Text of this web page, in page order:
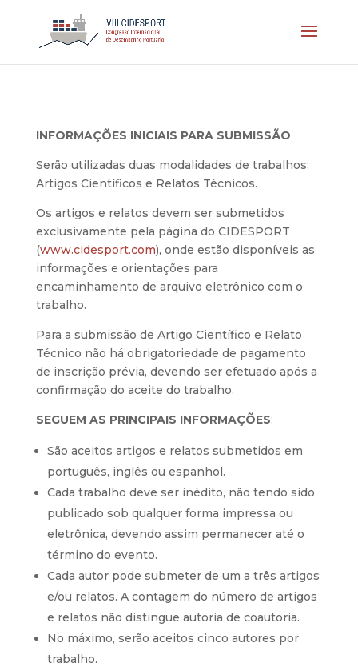
INFORMAÇÕES INICIAIS PARA SUBMISSÃO
Serão utilizadas duas modalidades de trabalhos:
Artigos Científicos e Relatos Técnicos.
Os artigos e relatos devem ser submetidos
exclusivamente pela página do CIDESPORT
(www.cidesport.com), onde estão disponíveis as
informações e orientações para
encaminhamento de arquivo eletrônico com o
trabalho.
Para a submissão de Artigo Científico e Relato
Técnico não há obrigatoriedade de pagamento
de inscrição prévia, devendo ser efetuado após a
confirmação do aceite do trabalho.
SEGUEM AS PRINCIPAIS INFORMAÇÕES:
São aceitos artigos e relatos submetidos em
português, inglês ou espanhol.
Cada trabalho deve ser inédito, não tendo sido
publicado sob qualquer forma impressa ou
eletrônica, devendo assim permanecer até o
término do evento.
Cada autor pode submeter de um a três artigos
e/ou relatos. A contagem do número de artigos
e relatos não distingue autoria de coautoria.
No máximo, serão aceitos cinco autores por
trabalho.